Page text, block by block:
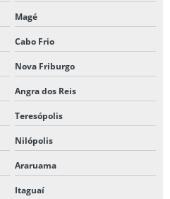
Magé
Cabo Frio
Nova Friburgo
Angra dos Reis
Teresópolis
Nilópolis
Araruama
Itaguaí